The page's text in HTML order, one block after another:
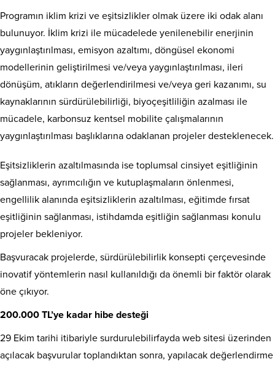
Programın iklim krizi ve eşitsizlikler olmak üzere iki odak alanı
bulunuyor. İklim krizi ile mücadelede yenilenebilir enerjinin
yaygınlaştırılması, emisyon azaltımı, döngüsel ekonomi
modellerinin geliştirilmesi ve/veya yaygınlaştırılması, ileri
dönüşüm, atıkların değerlendirilmesi ve/veya geri kazanımı, su
kaynaklarının sürdürülebilirliği, biyoçeşitliliğin azalması ile
mücadele, karbonsuz kentsel mobilite çalışmalarının
yaygınlaştırılması başlıklarına odaklanan projeler desteklenecek.
Eşitsizliklerin azaltılmasında ise toplumsal cinsiyet eşitliğinin
sağlanması, ayrımcılığın ve kutuplaşmaların önlenmesi,
engellilik alanında eşitsizliklerin azaltılması, eğitimde fırsat
eşitliğinin sağlanması, istihdamda eşitliğin sağlanması konulu
projeler bekleniyor.
Başvuracak projelerde, sürdürülebilirlik konsepti çerçevesinde
inovatif yöntemlerin nasıl kullanıldığı da önemli bir faktör olarak
öne çıkıyor.
200.000 TL’ye kadar hibe desteği
29 Ekim tarihi itibariyle surdurulebilirfayda web sitesi üzerinden
açılacak başvurular toplandıktan sonra, yapılacak değerlendirme